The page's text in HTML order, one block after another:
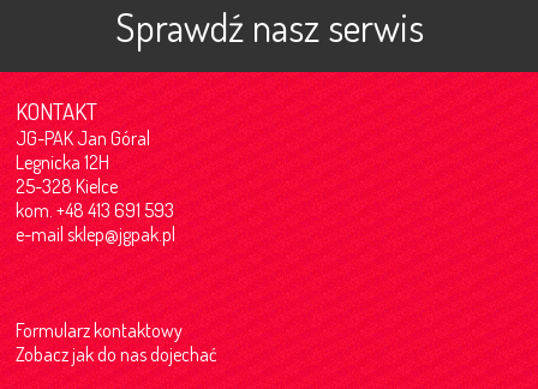
Sprawdź nasz serwis
KONTAKT
JG-PAK Jan Góral
Legnicka 12H
25-328 Kielce
kom. +48 413 691 593
e-mailsklep@jgpak.pl
Formularz kontaktowy
Zobacz jak do nas dojechać